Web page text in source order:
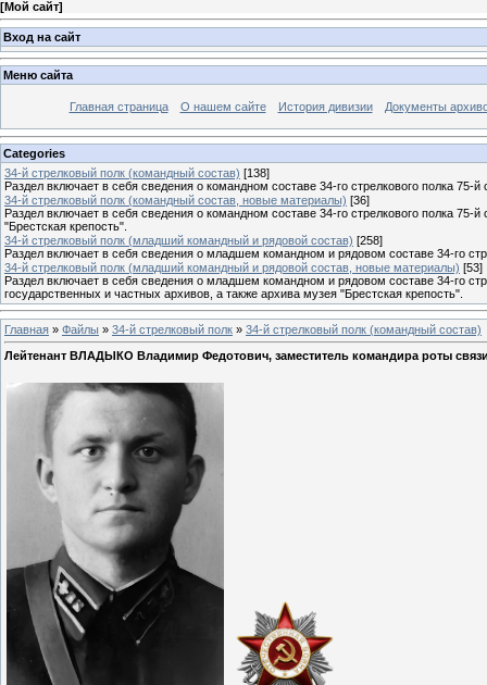
[Мой сайт]
Вход на сайт
Меню сайта
Главная страница О нашем сайте История дивизии Документы
Categories
34-й стрелковый полк (командный состав) [138]
Раздел включает в себя сведения о командном составе 34-го стрелкового полка 75-й
34-й стрелковый полк (командный состав, новые материалы) [36]
Раздел включает в себя сведения о командном составе 34-го стрелкового полка
"Брестская крепость".
34-й стрелковый полк (младший командный и рядовой состав) [258]
Раздел включает в себя сведения о младшем командном и рядовом составе 34-го
34-й стрелковый полк (младший командный и рядовой состав, новые материалы) [53]
Раздел включает в себя сведения о младшем командном и рядовом составе 34-го
государственных и частных архивов, а также архива музея "Брестская крепость".
Главная » Файлы » 34-й стрелковый полк » 34-й стрелковый полк (командный состав)
Лейтенант ВЛАДЫКО Владимир Федотович, заместитель командира роты